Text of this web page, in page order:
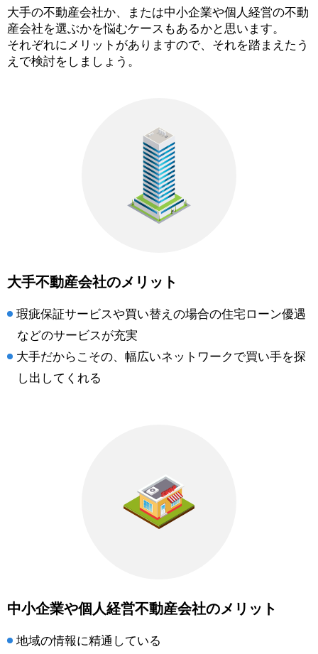
大手の不動産会社か、または中小企業や個人経営の不動
産会社を選ぶかを悩むケースもあるかと思います。
それぞれにメリットがありますので、それを踏まえたう
えで検討をしましょう。
大手不動産会社のメリット
瑕疵保証サービスや買い替えの場合の住宅ローン優遇
などのサービスが充実
大手だからこその、幅広いネットワークで買い手を探
し出してくれる
中小企業や個人経営不動産会社のメリット
地域の情報に精通している